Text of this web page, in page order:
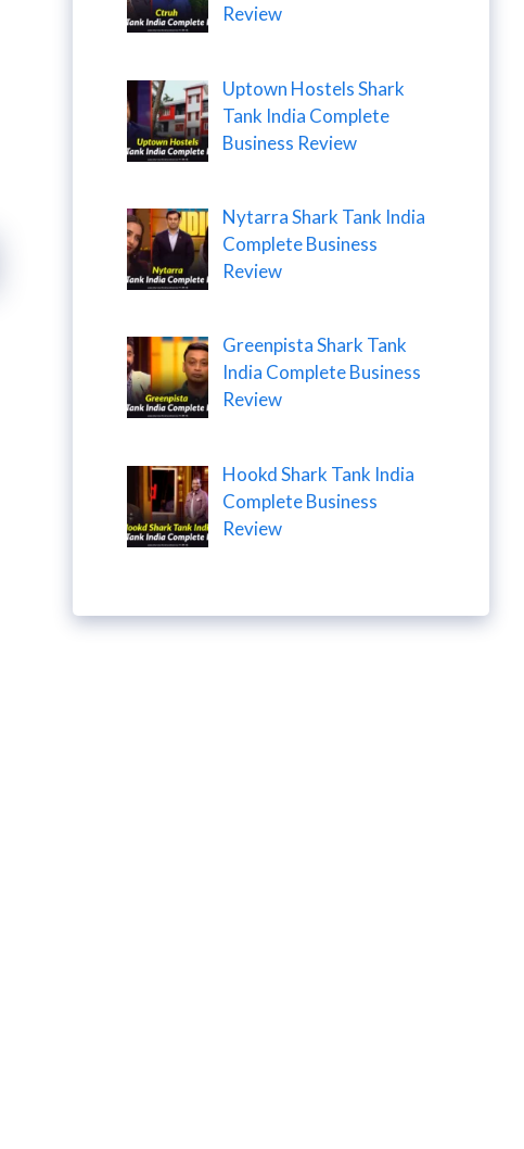
Review
Uptown Hostels Shark
Tank India Complete
Business Review
Nytarra Shark Tank India
Complete Business
Review
Greenpista Shark Tank
India Complete Business
Review
Hookd Shark Tank India
Complete Business
Review